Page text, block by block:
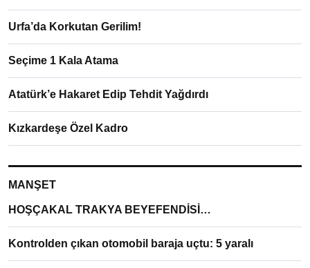
Urfa’da Korkutan Gerilim!
Seçime 1 Kala Atama
Atatürk’e Hakaret Edip Tehdit Yağdırdı
Kızkardeşe Özel Kadro
MANŞET
HOŞÇAKAL TRAKYA BEYEFENDİSİ…
Kontrolden çıkan otomobil baraja uçtu: 5 yaralı